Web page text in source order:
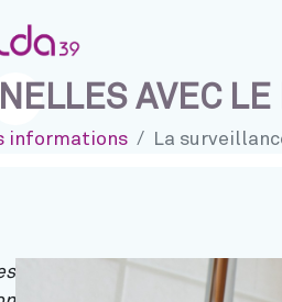
AVEC
informations La